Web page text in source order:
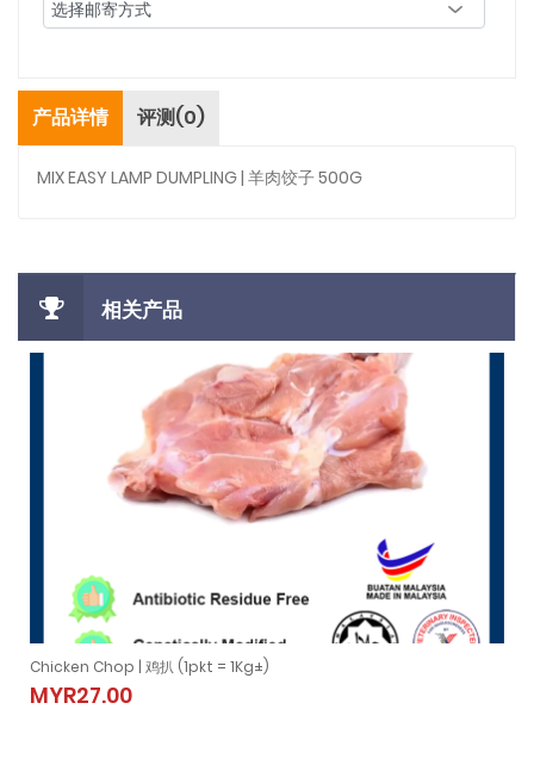
产品详情 评测(0)
MIX EASY LAMP DUMPLING | 羊肉饺子 500G
相关产品
Chicken Chop | 鸡扒 (1pkt = 1Kg±)
MYR27.00
Chicken Chop | 鸡扒 (1pkt = 1Kg±)
MYR27.00